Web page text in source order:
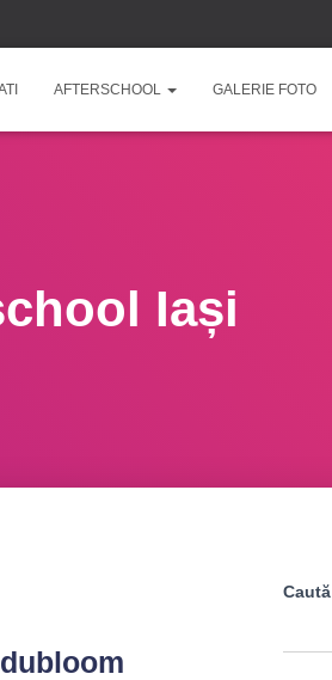
AFTERSCHOOL GALERIE FOTO
Iași
Caută